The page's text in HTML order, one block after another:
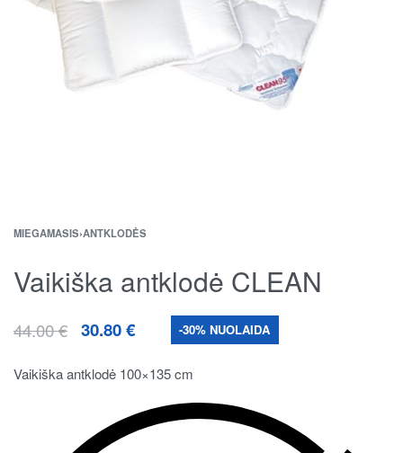
MIEGAMASIS›ANTKLODĖS
Vaikiška antklodė CLEAN
44.00€ 30.80€ -30% NUOLAIDA
Vaikiška antklodė 100×135 cm